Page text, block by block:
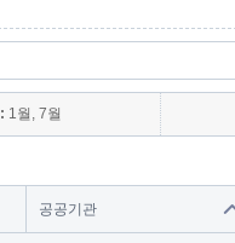
1월, 7월
공공기관